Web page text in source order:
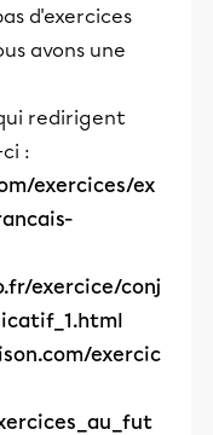
d'exercices
avons une
redirigent
:
exercices/ex
exercice/conj
exercic